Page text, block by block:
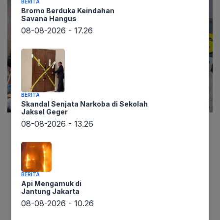
Polisi Jawa Barat memperpanjang masa tahanan
Priguna Anugerah Pratama, dokter PPDS Rumah
Sakit Hasan Sadikin (RSHS) Bandung, yang
diduga melakukan pemerkosaan terhadap
seorang pasien. Perpanjangan penahanan ini
BERITA
Bromo Berduka Keindahan
Savana Hangus
08-08-2026 - 17.26
BERITA
Skandal Senjata Narkoba di Sekolah
Jaksel Geger
08-08-2026 - 13.26
BERITA
Api Mengamuk di
Jantung Jakarta
08-08-2026 - 10.26